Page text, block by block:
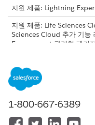
지원 제품: Lightning
지원 제품: Life Sciences
Sciences Cloud 추가 기능
Engagement 관리형 패키
1-800-667-6389